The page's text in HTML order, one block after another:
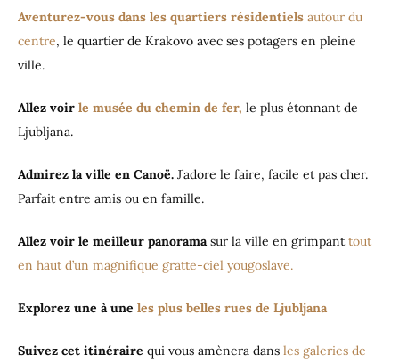
Aventurez-vous dans les quartiers résidentiels autour du
centre, le quartier de Krakovo avec ses potagers en pleine
ville.
Allez voir le musée du chemin de fer, le plus étonnant de
Ljubljana.
Admirez la ville en Canoë. J’adore le faire, facile et pas cher.
Parfait entre amis ou en famille.
Allez voir le meilleur panorama sur la ville en grimpant tout
en haut d’un magnifique gratte-ciel yougoslave.
Explorez une à une les plus belles rues de Ljubljana
Suivez cet itinéraire qui vous amènera dans les galeries de